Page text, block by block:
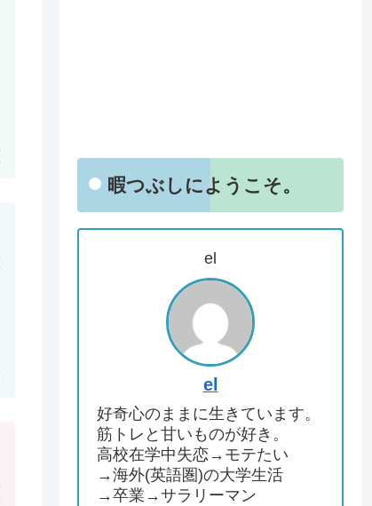
暇つぶしにようこそ。
el
el
好奇心のままに生きています。
筋トレと甘いものが好き。
高校在学中失恋→モテたい
→海外(英語圏)の大学生活
→卒業→サラリーマン